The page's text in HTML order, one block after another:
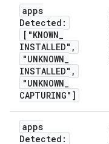
apps
Detected:
["KNOWN_
INSTALLED" ,
"UNKNOWN_
INSTALLED" ,
"UNKNOWN_
CAPTURING"]
apps
Detected: